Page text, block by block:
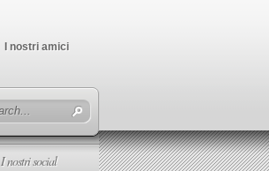
I nostri amici
I nostri social